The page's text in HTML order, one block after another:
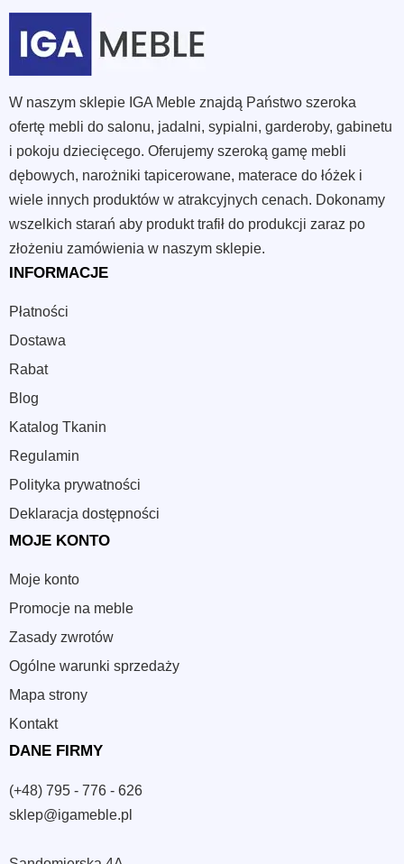
W naszym sklepie IGA Meble znajdą Państwo szeroka
ofertę mebli do salonu, jadalni, sypialni, garderoby, gabinetu
i pokoju dziecięcego. Oferujemy szeroką gamę mebli
dębowych, narożniki tapicerowane, materace do łóżek i
wiele innych produktów w atrakcyjnych cenach. Dokonamy
wszelkich starań aby produkt trafił do produkcji zaraz po
złożeniu zamówienia w naszym sklepie.
INFORMACJE
Płatności
Dostawa
Rabat
Blog
Katalog Tkanin
Regulamin
Polityka prywatności
Deklaracja dostępności
MOJE KONTO
Moje konto
Promocje na meble
Zasady zwrotów
Ogólne warunki sprzedaży
Mapa strony
Kontakt
DANE FIRMY
(+48) 795 - 776 - 626
sklep@igameble.pl